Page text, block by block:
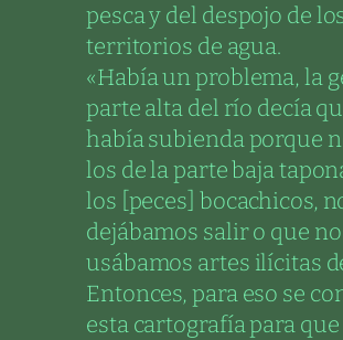
pesca y del despojo de
territorios de agua.
«Había un problema, la
parte alta del río decía
había subienda porque
los de la parte baja
los [peces] bocachicos,
dejábamos salir o que
usábamos artes ilícitas
Entonces, para eso se
esta cartografía para que